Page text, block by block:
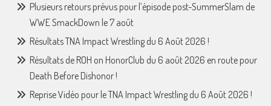
Plusieurs retours prévus pour l’épisode post-SummerSlam de
WWE SmackDown le 7 août
Résultats TNA Impact Wrestling du 6 Août 2026 !
Résultats de ROH on HonorClub du 6 août 2026 en route pour
Death Before Dishonor !
Reprise Vidéo pour le TNA Impact Wrestling du 6 Août 2026 !